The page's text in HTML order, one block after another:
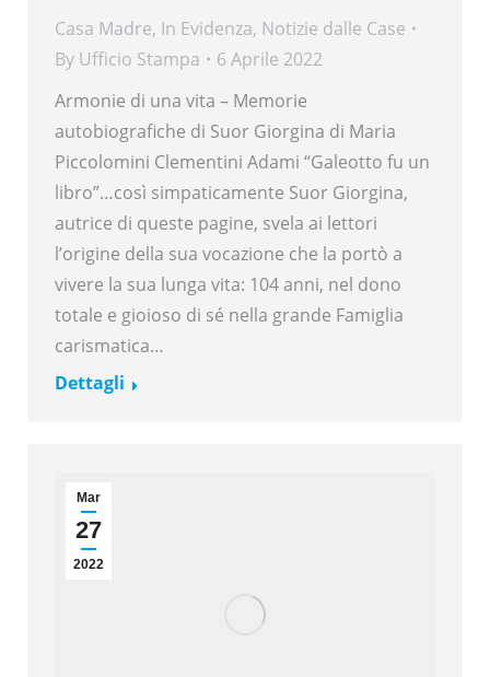
Casa Madre, In Evidenza, Notizie dalle Case
By Ufficio Stampa
6 Aprile 2022
Armonie di una vita – Memorie
autobiografiche di Suor Giorgina di Maria
Piccolomini Clementini Adami “Galeotto fu un
libro”…così simpaticamente Suor Giorgina,
autrice di queste pagine, svela ai lettori
l’origine della sua vocazione che la portò a
vivere la sua lunga vita: 104 anni, nel dono
totale e gioioso di sé nella grande Famiglia
carismatica…
Dettagli
Mar
27
2022